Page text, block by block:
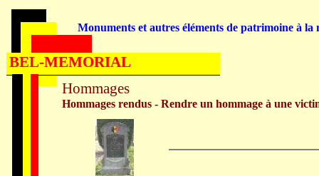
Hommages
Hommages rendus - Rendre un hommage à une
Monuments et autres éléments de patrimoine à la
BEL-MEMORIAL